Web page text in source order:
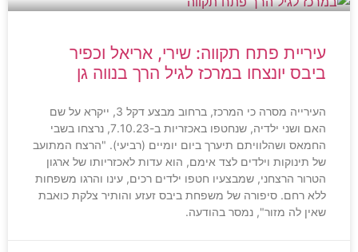
עיריית פתח תקווה: שירי, אריאל וכפיר
ביבס יונצחו במרכז לגיל הרך בנווה גן
העירייה מסרה כי המרכז, ברחוב מבצע דקל 3, ייקרא על שם
האם ושני ילדיה, שנחטפו באכזריות ב-7.10.23, נרצחו בשבי
החמאס ושהלוויתם תיערך ביום יומיים (רביעי). "הרצח המתועב
של תינוקות וילדים לצד אימם, הוא עדות לאכזריותו של ארגון
הטרור הרצחני, שמבצעיו חטפו ילדים רכים, עינו והרגו משפחות
ללא רחם. סיפורה של משפחת ביבס זעזע והותיר צלקת כואבת
שאין לה מזור", נמסר בהודעה.